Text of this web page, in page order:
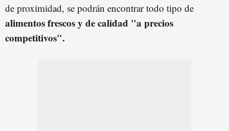
de proximidad, se podrán encontrar todo tipo de
alimentos frescos y de calidad "a precios
competitivos".